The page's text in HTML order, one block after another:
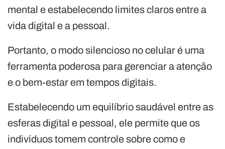
mental e estabelecendo limites claros entre a
vida digital e a pessoal.
Portanto, o modo silencioso no celular é uma
ferramenta poderosa para gerenciar a atenção
e o bem-estar em tempos digitais.
Estabelecendo um equilíbrio saudável entre as
esferas digital e pessoal, ele permite que os
indivíduos tomem controle sobre como e